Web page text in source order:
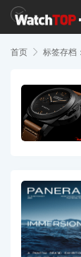
首页  标签存档